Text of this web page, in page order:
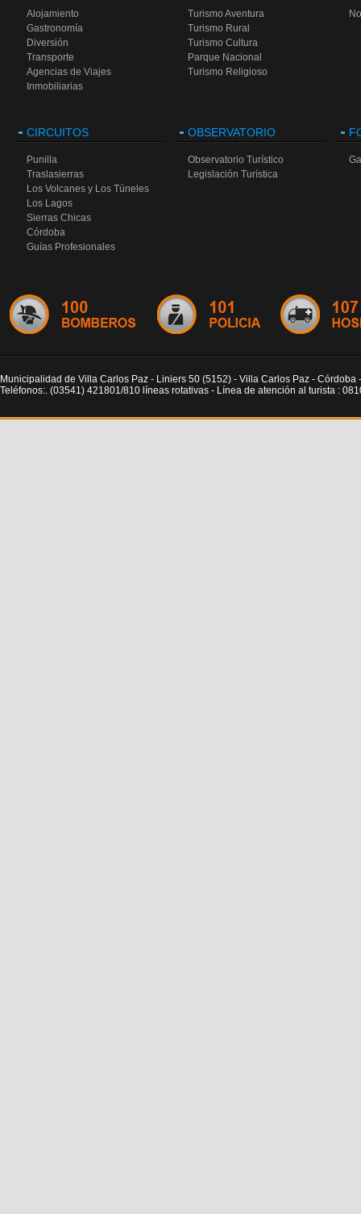
Alojamiento
Gastronomía
Diversión
Transporte
Agencias de Viajes
Inmobiliarias
Turismo Aventura
Turismo Rural
Turismo Cultura
Parque Nacional
Turismo Religioso
CIRCUITOS
Punilla
Traslasierras
Los Volcanes y Los Túneles
Los Lagos
Sierras Chicas
Córdoba
Guías Profesionales
OBSERVATORIO
Observatorio Turístico
Legislación Turística
Municipalidad de Villa Carlos Paz - Liniers 50 (5152) - Villa Carlos Paz - Córdoba
Teléfonos:. (03541) 421801/810 líneas rotativas - Línea de atención al turista :